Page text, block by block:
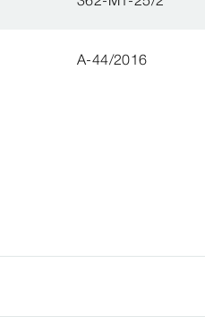
A-44/2016